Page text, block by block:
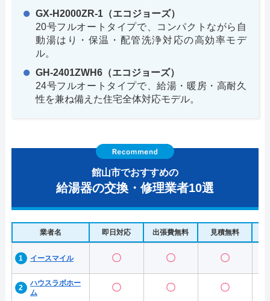
GX-H2000ZR-1（エコジョーズ）
20号フルオートタイプで、コンパクトながら自
動湯はり・保温・配管洗浄対応の高効率モデ
ル。
GH-2401ZWH6（エコジョーズ）
24号フルオートタイプで、給湯・暖房・高耐久
性を兼ね備えた住宅全体対応モデル。
館山市でおすすめの
給湯器の交換・修理業者10選
業者名 即日対応 出張費無料 見積無料
イースマイル 〇 〇 〇
ハウスラボホー
ム
〇 〇 〇